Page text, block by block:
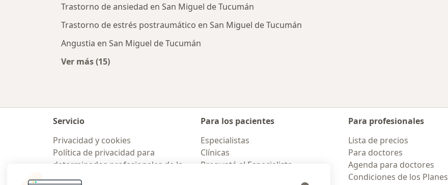
Trastorno de ansiedad en San Miguel de Tucumán
Trastorno de estrés postraumático en San Miguel de Tucumán
Angustia en San Miguel de Tucumán
Ver más (15)
Servicio
Privacidad y cookies
Política de privacidad para
determinados profesionales de la
salud
Para los pacientes
Especialistas
Clínicas
Preguntá al Especialista
Para profesionales
Lista de precios
Para doctores
Agenda para doctores
Condiciones de los Planes